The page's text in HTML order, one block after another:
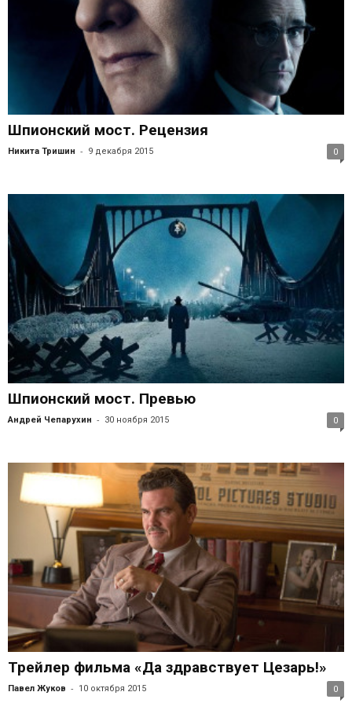
Шпионский мост. Рецензия
Никита Тришин - 9 декабря 2015 0
Шпионский мост. Превью
Андрей Чепарухин - 30 ноября 2015 0
Трейлер фильма «Да здравствует Цезарь!»
Павел Жуков - 10 октября 2015 0